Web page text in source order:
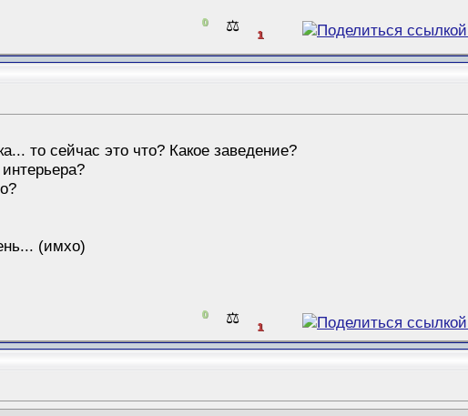
0 ⚖️ 1
то сейчас это что? Какое заведение?
(имхо)
0 ⚖️ 1